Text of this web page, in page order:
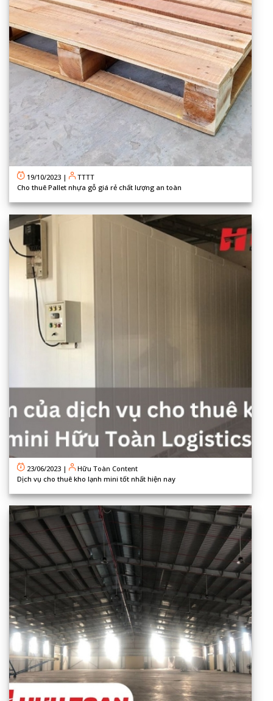
19/10/2023 |
TTTT
Cho thuê Pallet nhựa gỗ giá rẻ chất lượng an toàn
23/06/2023 |
Hữu Toàn Content
Dịch vụ cho thuê kho lạnh mini tốt nhất hiện nay